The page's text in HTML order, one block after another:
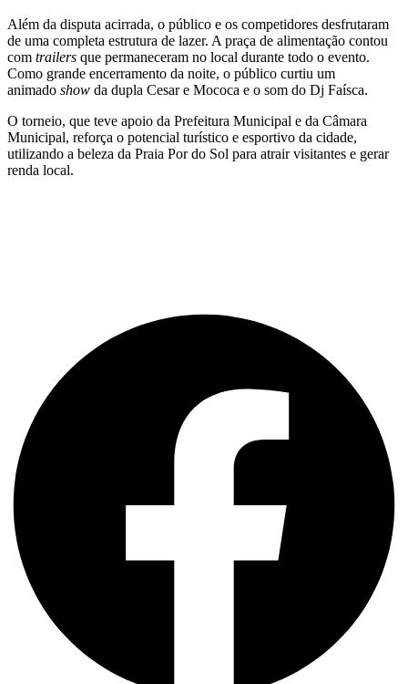
Além da disputa acirrada, o público e os competidores desfrutaram
de uma completa estrutura de lazer. A praça de alimentação contou
com trailers que permaneceram no local durante todo o evento.
Como grande encerramento da noite, o público curtiu um
animado show da dupla Cesar e Mococa e o som do Dj Faísca.
O torneio, que teve apoio da Prefeitura Municipal e da Câmara
Municipal, reforça o potencial turístico e esportivo da cidade,
utilizando a beleza da Praia Por do Sol para atrair visitantes e gerar
renda local.